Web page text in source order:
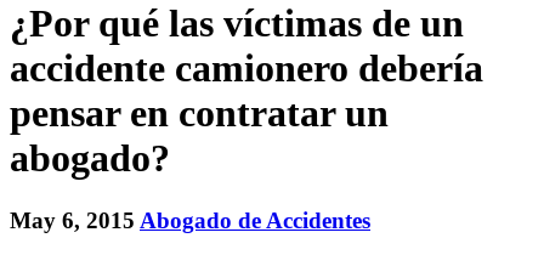
¿Por qué las víctimas de un
accidente camionero debería
pensar en contratar un
abogado?
May 6, 2015 Abogado de Accidentes